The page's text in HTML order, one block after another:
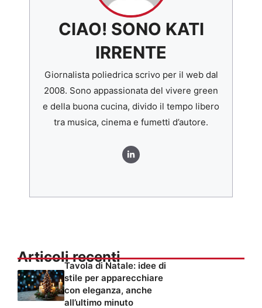
CIAO! SONO KATI
IRRENTE
Giornalista poliedrica scrivo per il web dal
2008. Sono appassionata del vivere green
e della buona cucina, divido il tempo libero
tra musica, cinema e fumetti d’autore.
Articoli recenti
Tavola di Natale: idee di
stile per apparecchiare
con eleganza, anche
all’ultimo minuto